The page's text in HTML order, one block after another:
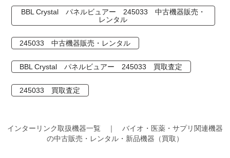
BBL Crystal パネルビュアー 245033 中古機器販売・
レンタル
245033 中古機器販売・レンタル
BBL Crystal パネルビュアー 245033 買取査定
245033 買取査定
インターリンク取扱機器一覧 ｜ バイオ・医薬・サプリ関連機器
の中古販売・レンタル・新品機器（買取）